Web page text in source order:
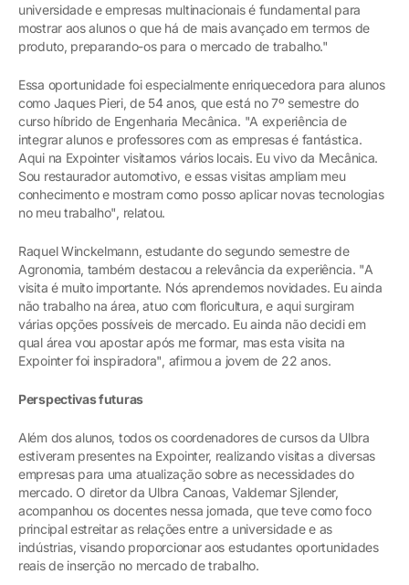
universidade e empresas multinacionais é fundamental para
mostrar aos alunos o que há de mais avançado em termos de
produto, preparando-os para o mercado de trabalho."
Essa oportunidade foi especialmente enriquecedora para alunos
como Jaques Pieri, de 54 anos, que está no 7º semestre do
curso híbrido de Engenharia Mecânica. "A experiência de
integrar alunos e professores com as empresas é fantástica.
Aqui na Expointer visitamos vários locais. Eu vivo da Mecânica.
Sou restaurador automotivo, e essas visitas ampliam meu
conhecimento e mostram como posso aplicar novas tecnologias
no meu trabalho", relatou.
Raquel Winckelmann, estudante do segundo semestre de
Agronomia, também destacou a relevância da experiência. "A
visita é muito importante. Nós aprendemos novidades. Eu ainda
não trabalho na área, atuo com floricultura, e aqui surgiram
várias opções possíveis de mercado. Eu ainda não decidi em
qual área vou apostar após me formar, mas esta visita na
Expointer foi inspiradora", afirmou a jovem de 22 anos.
Perspectivas futuras
Além dos alunos, todos os coordenadores de cursos da Ulbra
estiveram presentes na Expointer, realizando visitas a diversas
empresas para uma atualização sobre as necessidades do
mercado. O diretor da Ulbra Canoas, Valdemar Sjlender,
acompanhou os docentes nessa jornada, que teve como foco
principal estreitar as relações entre a universidade e as
indústrias, visando proporcionar aos estudantes oportunidades
reais de inserção no mercado de trabalho.